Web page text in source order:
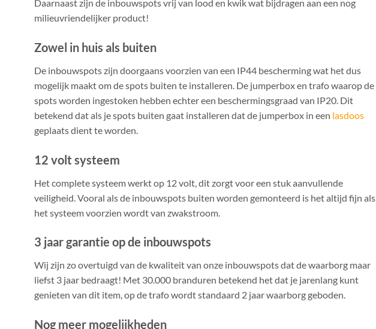
Daarnaast zijn de inbouwspots vrij van lood en kwik wat bijdragen aan een nog
milieuvriendelijker product!
Zowel in huis als buiten
De inbouwspots zijn doorgaans voorzien van een IP44 bescherming wat het dus
mogelijk maakt om de spots buiten te installeren. De jumperbox en trafo waarop de
spots worden ingestoken hebben echter een beschermingsgraad van IP20. Dit
betekend dat als je spots buiten gaat installeren dat de jumperbox in een lasdoos
geplaats dient te worden.
12 volt systeem
Het complete systeem werkt op 12 volt, dit zorgt voor een stuk aanvullende
veiligheid. Vooral als de inbouwspots buiten worden gemonteerd is het altijd fijn als
het systeem voorzien wordt van zwakstroom.
3 jaar garantie op de inbouwspots
Wij zijn zo overtuigd van de kwaliteit van onze inbouwspots dat de waarborg maar
liefst 3 jaar bedraagt! Met 30.000 branduren betekend het dat je jarenlang kunt
genieten van dit item, op de trafo wordt standaard 2 jaar waarborg geboden.
Nog meer mogelijkheden